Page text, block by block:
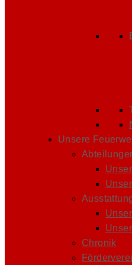
Unsere
Chronik